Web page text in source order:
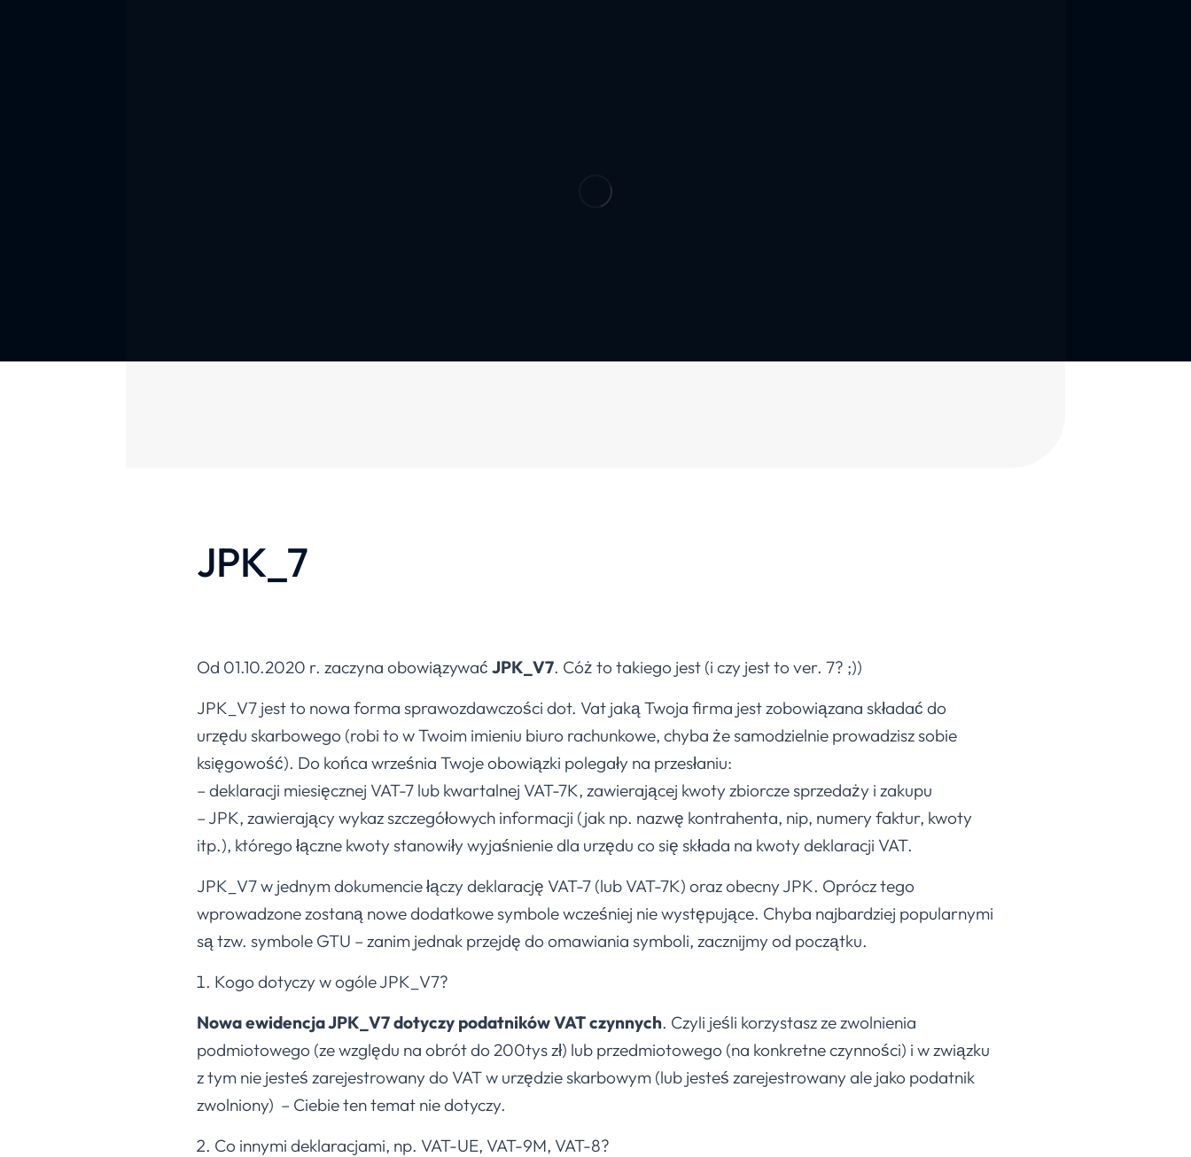
JPK_7
Od 01.10.2020 r. zaczyna obowiązywać JPK_V7. Cóż to takiego jest (i czy jest to ver. 7? ;))
JPK_V7 jest to nowa forma sprawozdawczości dot. Vat jaką Twoja firma jest zobowiązana składać do
urzędu skarbowego (robi to w Twoim imieniu biuro rachunkowe, chyba że samodzielnie prowadzisz sobie
księgowość). Do końca września Twoje obowiązki polegały na przesłaniu:
– deklaracji miesięcznej VAT-7 lub kwartalnej VAT-7K, zawierającej kwoty zbiorcze sprzedaży i zakupu
– JPK, zawierający wykaz szczegółowych informacji (jak np. nazwę kontrahenta, nip, numery faktur, kwoty
itp.), którego łączne kwoty stanowiły wyjaśnienie dla urzędu co się składa na kwoty deklaracji VAT.
JPK_V7 w jednym dokumencie łączy deklarację VAT-7 (lub VAT-7K) oraz obecny JPK. Oprócz tego
wprowadzone zostaną nowe dodatkowe symbole wcześniej nie występujące. Chyba najbardziej popularnymi
są tzw. symbole GTU – zanim jednak przejdę do omawiania symboli, zacznijmy od początku.
Kogo dotyczy w ogóle JPK_V7?
Nowa ewidencja JPK_V7 dotyczy podatników VAT czynnych. Czyli jeśli korzystasz ze zwolnienia
podmiotowego (ze względu na obrót do 200tys zł) lub przedmiotowego (na konkretne czynności) i w związku
z tym nie jesteś zarejestrowany do VAT w urzędzie skarbowym (lub jesteś zarejestrowany ale jako podatnik
zwolniony) – Ciebie ten temat nie dotyczy.
Co innymi deklaracjami, np. VAT-UE, VAT-9M, VAT-8?